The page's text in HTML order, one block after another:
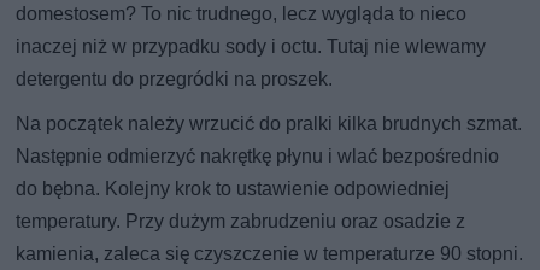
domestosem? To nic trudnego, lecz wygląda to nieco
inaczej niż w przypadku sody i octu. Tutaj nie wlewamy
detergentu do przegródki na proszek.
Na początek należy wrzucić do pralki kilka brudnych szmat.
Następnie odmierzyć nakrętkę płynu i wlać bezpośrednio
do bębna. Kolejny krok to ustawienie odpowiedniej
temperatury. Przy dużym zabrudzeniu oraz osadzie z
kamienia, zaleca się czyszczenie w temperaturze 90 stopni.